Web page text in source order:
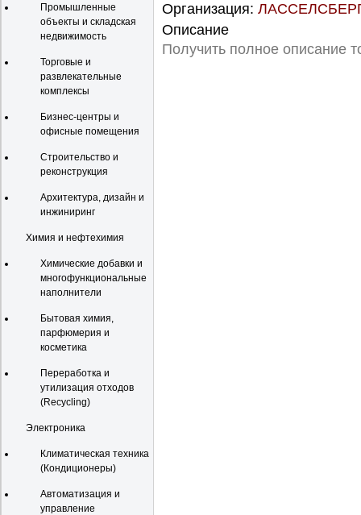
Промышленные
объекты и складская
недвижимость
Торговые и
развлекательные
комплексы
Бизнес-центры и
офисные помещения
Строительство и
реконструкция
Архитектура, дизайн и
инжиниринг
Химия и нефтехимия
Химические добавки и
многофункциональные
наполнители
Бытовая химия,
парфюмерия и
косметика
Переработка и
утилизация отходов
(Recycling)
Электроника
Климатическая техника
(Кондиционеры)
Автоматизация и
управление
Организация:
Описание
Получить полное описание